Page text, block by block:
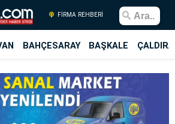
FİRMA REHBERİ
BAHÇESARAY BAŞKALE